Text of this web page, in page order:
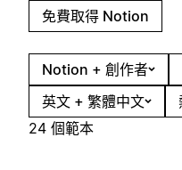
免費取得 Notion
Notion + 創作者
英文 + 繁體中文
24 個範本